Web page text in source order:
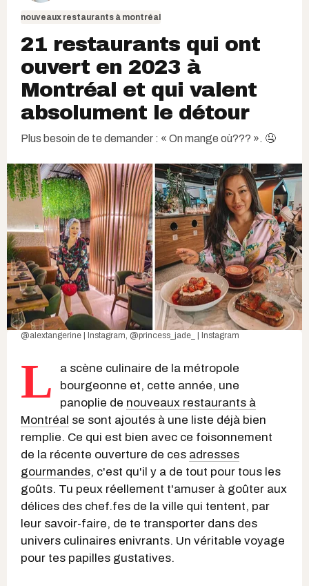
nouveaux restaurants à montréal
21 restaurants qui ont
ouvert en 2023 à
Montréal et qui valent
absolument le détour
Plus besoin de te demander : « On mange où??? ». 🤤
@alextangerine | Instagram @princess_jade_ | Instagram
L
a scène culinaire de la métropole
bourgeonne et, cette année, une
panoplie de nouveaux restaurants à
Montréal se sont ajoutés à une liste déjà bien
remplie. Ce qui est bien avec ce foisonnement
de la récente ouverture de ces adresses
gourmandes, c'est qu'il y a de tout pour tous les
goûts. Tu peux réellement t'amuser à goûter aux
délices des chef.fes de la ville qui tentent, par
leur savoir-faire, de te transporter dans des
univers culinaires enivrants. Un véritable voyage
pour tes papilles gustatives.